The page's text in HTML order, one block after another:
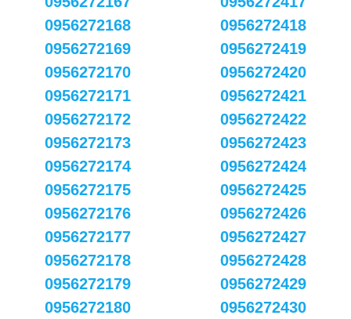
0956272168
0956272169
0956272170
0956272171
0956272172
0956272173
0956272174
0956272175
0956272176
0956272177
0956272178
0956272179
0956272180
0956272418
0956272419
0956272420
0956272421
0956272422
0956272423
0956272424
0956272425
0956272426
0956272427
0956272428
0956272429
0956272430